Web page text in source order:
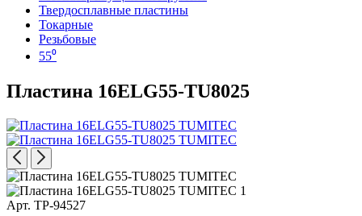
Твердосплавные пластины
Токарные
Резьбовые
55⁰
Пластина 16ELG55-TU8025
Арт. TP-94527